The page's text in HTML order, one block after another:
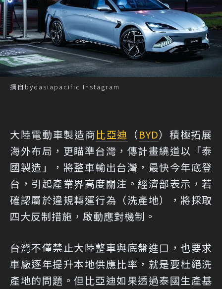
摘自bydasiapacific Instagram
大陸電動車製造商比亞迪 （BYD）積極拓展
海外布局，更瞄準台灣，傳計畫繞道以「泰
國製造」，將整車輸出台灣，最快今年底登
台，引起產業界高度關注。經濟部表示，若
確認屬於違規轉運行為（洗產地），將採取
四大反制措施，啟動應對機制。
台灣不僅禁止大陸整車與底盤進口，也要求
車廠逐年提升本地供應比率，就是要杜絕洗
產地的問題。但比亞迪如果透過泰國生產基